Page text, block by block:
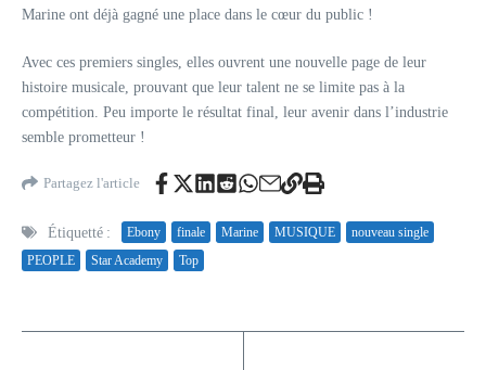
Marine ont déjà gagné une place dans le cœur du public !
Avec ces premiers singles, elles ouvrent une nouvelle page de leur
histoire musicale, prouvant que leur talent ne se limite pas à la
compétition. Peu importe le résultat final, leur avenir dans l’industrie
semble prometteur !
Partagez l'article
Étiquetté : Ebony finale Marine MUSIQUE
nouveau single
PEOPLE
Star Academy Top